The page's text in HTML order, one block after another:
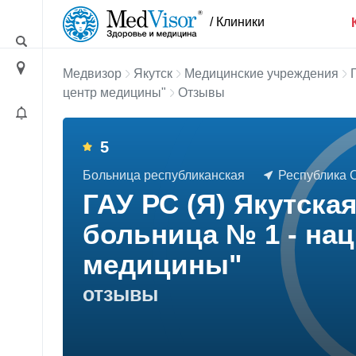
/ Клиники
Медвизор Якутск Медицинские учреждения
центр медицины"
Отзывы
5
Больница республиканская Республика
ГАУ РС (Я)
больница № 1 -
медицины"
отзывы